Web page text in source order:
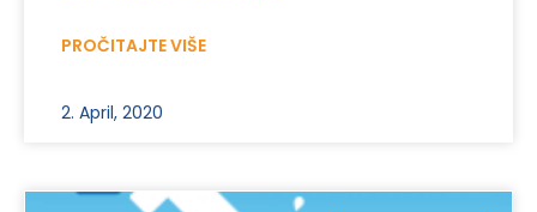
PROČITAJTE VIŠE
2. April, 2020